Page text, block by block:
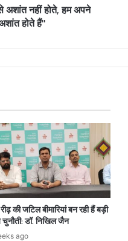
नहीं होते, हम अपने
होते हैं"
की जटिल बीमारियां बन रही हैं बड़ी
चुनौती: डॉ. निखिल जैन
ago